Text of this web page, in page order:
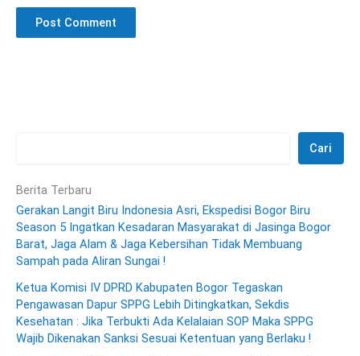
Cari
Berita Terbaru
Gerakan Langit Biru Indonesia Asri, Ekspedisi Bogor Biru
Season 5 Ingatkan Kesadaran Masyarakat di Jasinga Bogor
Barat, Jaga Alam & Jaga Kebersihan Tidak Membuang
Sampah pada Aliran Sungai !
Ketua Komisi IV DPRD Kabupaten Bogor Tegaskan
Pengawasan Dapur SPPG Lebih Ditingkatkan, Sekdis
Kesehatan : Jika Terbukti Ada Kelalaian SOP Maka SPPG
Wajib Dikenakan Sanksi Sesuai Ketentuan yang Berlaku !